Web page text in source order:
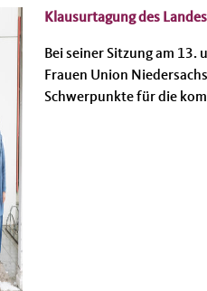
Klausurtagung des
Bei seiner Sitzung am
Frauen Union
Schwerpunkte für die